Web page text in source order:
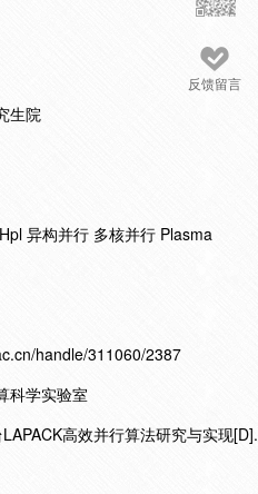
反馈留言
生院
异构并行 多核并行 Plasma
handle/311060/2387
科学实验室
高效并行算法研究与实现